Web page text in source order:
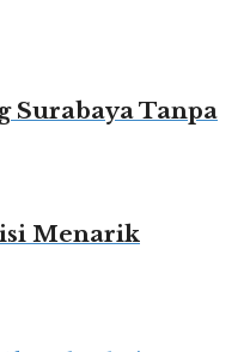
Surabaya Tanpa
Menarik